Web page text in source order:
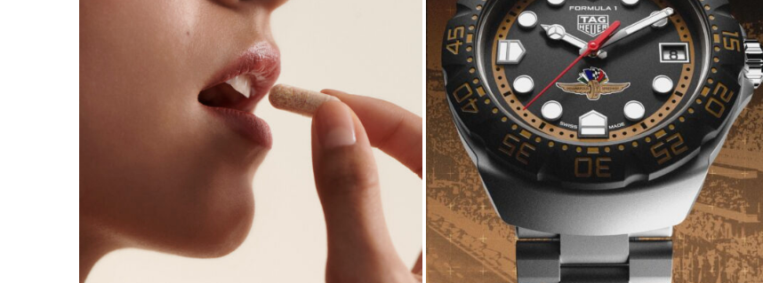
HEALTH & VITALITY HAIR RENEWAL
SUPPLEMENT DE KAT BURKI : QUAND LA...
TAG HEUER FORMULA 1 SOLARGRAPH X INDY
500, LA MONTRE-OUTIL COMME MANIFESTE...
byPascal Iakovou